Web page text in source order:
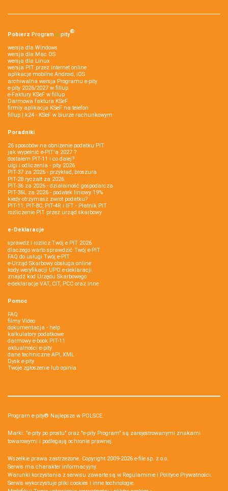
Pobierz Program e‑pity®
wersja dla Windows
wersja dla Mac OS
wersja dla Linux
wersja PIT przez internet online
aplikacje mobilne Android, iOS
archiwalna wersja Programu e-pity
e-pity 2026/2027 w fillup
e‑Faktury KSeF w fillup
Darmowa faktura KSeF
firmly aplikacja KSeF na telefon
fillup | k24 - KSeF w biurze rachunkowym
Poradniki
26 sposobów na obniżenie podatku PIT
jak wypełnić e-PIT'a 2027 ?
dostałem PIT-11 i co dalej?
ulgi i odliczenia - pity 2026
PIT-37 za 2026 - przykład, broszura
PIT-28 ryczałt za 2026
PIT-36 za 2026 - działalność gospodarcza
PIT-36L za 2026 - podatek liniowy 19%
kiedy otrzymasz zwrot podatku?
PIT-11, PIT-8C, PIT-4R i IFT - Płatnik PIT
rozliczenie PIT przez urząd skarbowy
e-Deklaracje
sprawdź i rozlicz Twój e PIT 2026
dlaczego warto sprawdzić Twój e-PIT
FAQ do usługi Twój e-PIT
e-Urząd Skarbowy obsługa online
kody weryfikacji UPO e-deklaracji
znajdź kod Urzędu Skarbowego
e-deklaracje VAT, CIT, PCC oraz inne
Pomoc
FAQ
filmy Video
dokumentacja - help
kalkulatory podatkowe
darmowy e-book PIT-11
aktualności e-pity
dane techniczne API, XML
Dysk e-pity
Twoje zgłoszenie lub opinia
Program e-pity® Najlepsze w POLSCE.
Marki: "e-pity po prostu" oraz "e-pity Program" są zarejestrowanymi znakami
towarowymi i podlegają ochronie prawnej.
Wszelkie prawa zastrzeżone. Copyright 2009-2026 e-file sp. z o.o.
Serwis ma charakter informacyjny.
Warunki korzystania z serwisu zawarte są w Regulaminie i Polityce Prywatności.
Serwis wykorzystuje pliki cookies i inne technologie.